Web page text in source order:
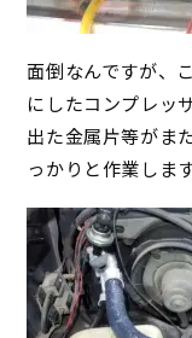
面倒なんですが、
にしたコンプレッ
出た金属片等がま
っかりと作業しま